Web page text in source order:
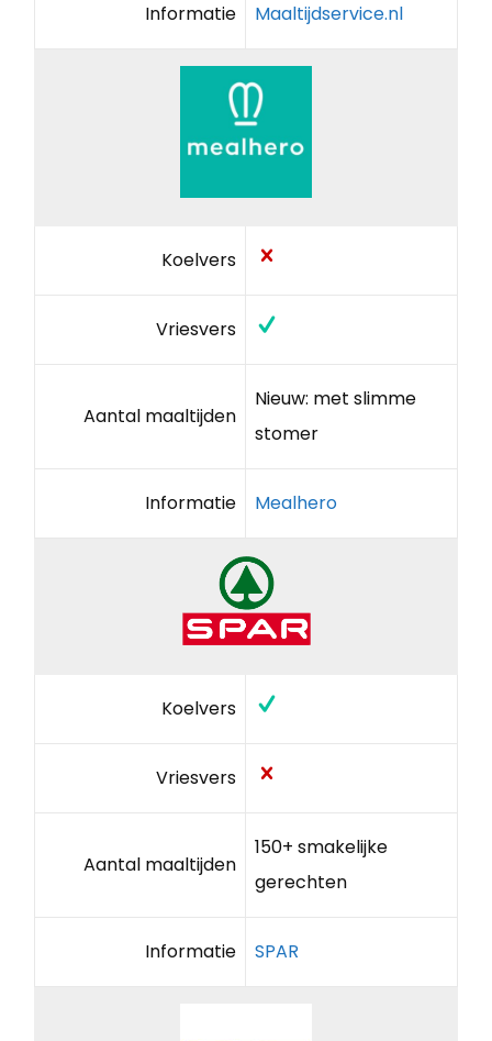
Informatie Maaltijdservice.nl
Koelvers
Vriesvers
Aantal maaltijden
Nieuw: met slimme
stomer
Informatie Mealhero
Koelvers
Vriesvers
Aantal maaltijden
150+ smakelijke
gerechten
Informatie SPAR